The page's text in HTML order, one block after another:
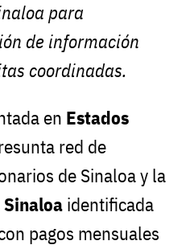
para
de información
coordinadas.
en Estados
red de
de Sinaloa y la
identificada
pagos mensuales